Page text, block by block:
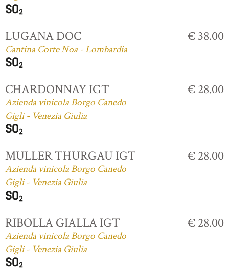
LUGANA DOC
Cantina Corte Noa - Lombardia
€ 38.00
CHARDONNAY IGT
Azienda vinicola Borgo Canedo
Gigli - Venezia Giulia
€ 28.00
MULLER THURGAU IGT
Azienda vinicola Borgo Canedo
Gigli - Venezia Giulia
€ 28.00
RIBOLLA GIALLA IGT
Azienda vinicola Borgo Canedo
Gigli - Venezia Giulia
€ 28.00